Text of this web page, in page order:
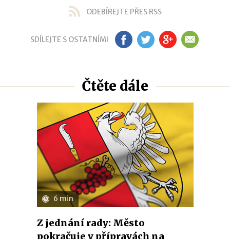
ODEBÍREJTE PŘES RSS
SDÍLEJTE S OSTATNÍMI FB TW GP EM
Čtěte dále
6 min
Z jednání rady: Město
pokračuje v přípravách na